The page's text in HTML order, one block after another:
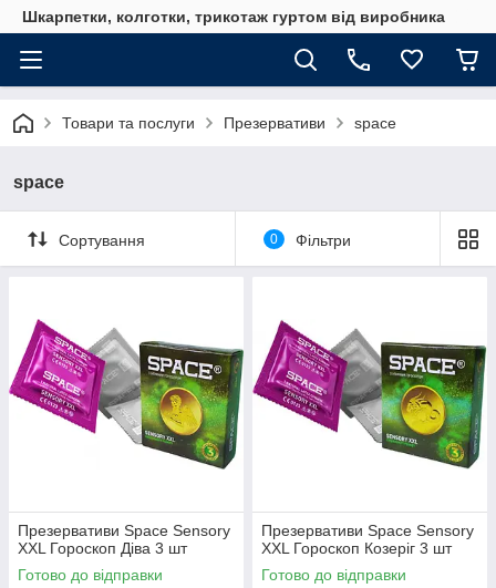
Шкарпетки, колготки, трикотаж гуртом від виробника
Товари та послуги Презервативи space
space
Сортування 0 Фільтри
Презервативи Space Sensory
XXL Гороскоп Діва 3 шт
Готово до відправки
Презервативи Space Sensory
XXL Гороскоп Козеріг 3 шт
Готово до відправки